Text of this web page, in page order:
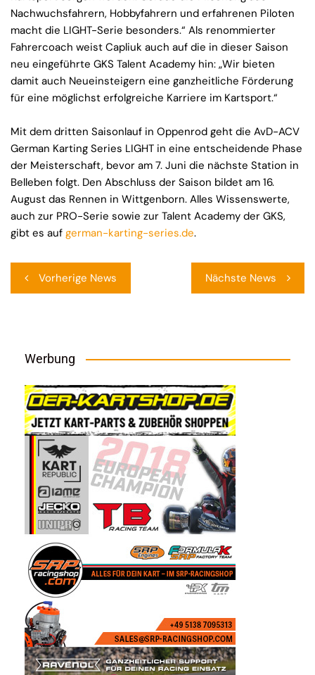
Nachwuchsfahrern, Hobbyfahrern und erfahrenen Piloten
macht die LIGHT-Serie besonders.“ Als renommierter
Fahrercoach weist Capliuk auch auf die in dieser Saison
neu eingeführte GKS Talent Academy hin: „Wir bieten
damit auch Neueinsteigern eine ganzheitliche Förderung
für eine möglichst erfolgreiche Karriere im Kartsport.“
Mit dem dritten Saisonlauf in Oppenrod geht die AvD-ACV
German Karting Series LIGHT in eine entscheidende Phase
der Meisterschaft, bevor am 7. Juni die nächste Station in
Belleben folgt. Den Abschluss der Saison bildet am 16.
August das Rennen in Wittgenborn. Alles Wissenswerte,
auch zur PRO-Serie sowie zur Talent Academy der GKS,
gibt es auf german-karting-series.de.
Vorherige News Nächste News
Werbung